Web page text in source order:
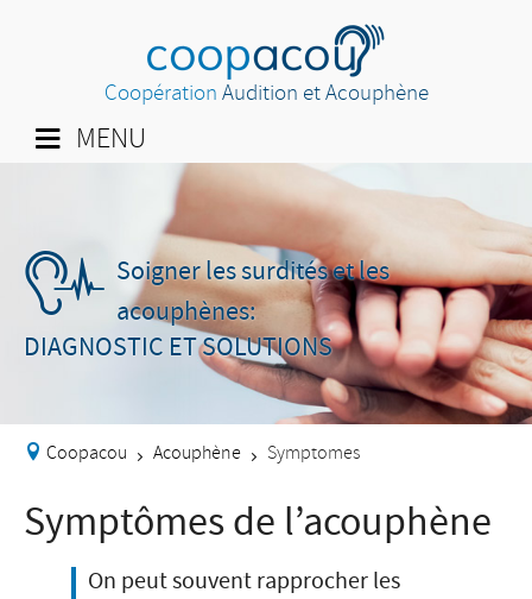
CoopérationAudition et Acouphène
MENU
Soigner les surdités et les
acouphènes:
DIAGNOSTIC ET SOLUTIONS
Coopacou > Acouphène > Symptomes
Symptômes de l’acouphène
On peut souvent rapprocher les